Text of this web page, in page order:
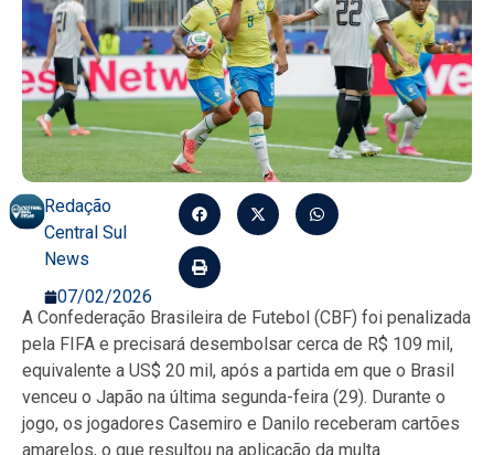
Redação
Central Sul
News
07/02/2026
A Confederação Brasileira de Futebol (CBF) foi penalizada
pela FIFA e precisará desembolsar cerca de R$ 109 mil,
equivalente a US$ 20 mil, após a partida em que o Brasil
venceu o Japão na última segunda-feira (29). Durante o
jogo, os jogadores Casemiro e Danilo receberam cartões
amarelos, o que resultou na aplicação da multa.